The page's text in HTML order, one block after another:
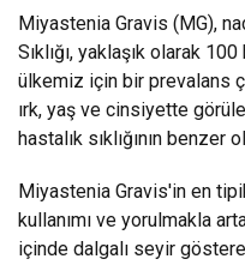
Miyastenia Gravis (MG),
Sıklığı, yaklaşık olarak
ülkemiz için bir prevalans
ırk, yaş ve cinsiyette
hastalık sıklığının benzer
Miyastenia Gravis'in en
kullanımı ve yorulmakla
içinde dalgalı seyir